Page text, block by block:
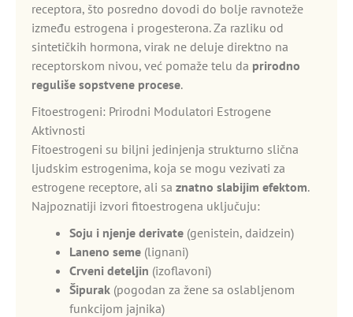
receptora, što posredno dovodi do bolje ravnoteže
između estrogena i progesterona. Za razliku od
sintetičkih hormona, virak ne deluje direktno na
receptorskom nivou, već pomaže telu da prirodno
reguliše sopstvene procese.
Fitoestrogeni: Prirodni Modulatori Estrogene
Aktivnosti
Fitoestrogeni su biljni jedinjenja strukturno slična
ljudskim estrogenima, koja se mogu vezivati za
estrogene receptore, ali sa znatno slabijim efektom.
Najpoznatiji izvori fitoestrogena uključuju:
Soju i njenje derivate (genistein, daidzein)
Laneno seme (lignani)
Crveni deteljin (izoflavoni)
Šipurak (pogodan za žene sa oslabljenom
funkcijom jajnika)